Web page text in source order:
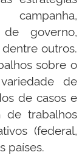
de governo,
outros.
sobre o
de
de casos e
de trabalhos
(federal,
países.